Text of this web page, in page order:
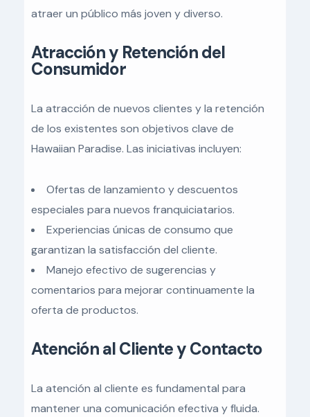
atraer un público más joven y diverso.
Atracción y Retención del
Consumidor
La atracción de nuevos clientes y la retención
de los existentes son objetivos clave de
Hawaiian Paradise. Las iniciativas incluyen:
Ofertas de lanzamiento y descuentos
especiales para nuevos franquiciatarios.
Experiencias únicas de consumo que
garantizan la satisfacción del cliente.
Manejo efectivo de sugerencias y
comentarios para mejorar continuamente la
oferta de productos.
Atención al Cliente y Contacto
La atención al cliente es fundamental para
mantener una comunicación efectiva y fluida.